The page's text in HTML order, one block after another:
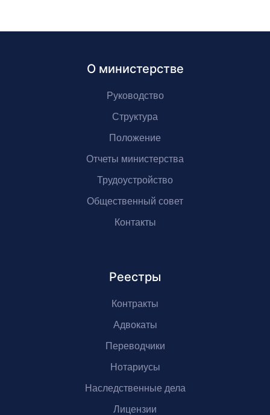
О министерстве
Руководство
Структура
Положение
Отчеты министерства
Трудоустройство
Общественный совет
Контакты
Реестры
Контракты
Адвокаты
Переводчики
Нотариусы
Наследственные дела
Лицензии